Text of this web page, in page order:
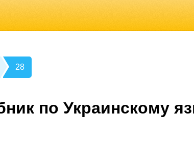
28
по Украинскому